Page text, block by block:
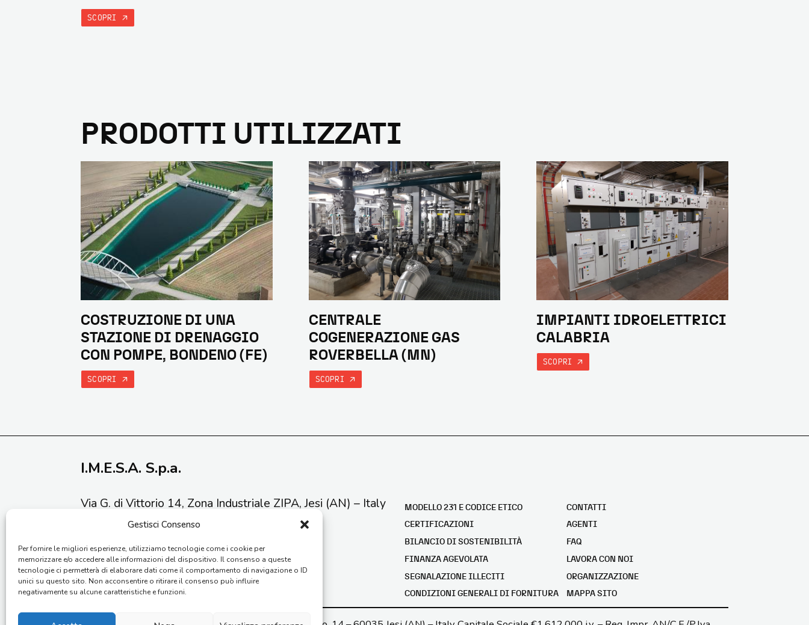
Gestisci Consenso
Per fornire le migliori esperienze, utilizziamo tecnologie come i cookie per
memorizzare e/o accedere alle informazioni del dispositivo. Il consenso a queste
tecnologie ci permetterà di elaborare dati come il comportamento di navigazione o ID
unici su questo sito. Non acconsentire o ritirare il consenso può influire
negativamente su alcune caratteristiche e funzioni.
SCOPRI
PRODOTTI UTILIZZATI
COSTRUZIONE DI UNA
STAZIONE DI DRENAGGIO
CON POMPE, BONDENO (FE)
SCOPRI
CENTRALE
COGENERAZIONE GAS
ROVERBELLA (MN)
SCOPRI
IMPIANTI IDROELETTRICI
CALABRIA
SCOPRI
I.M.E.S.A. S.p.a.
Via G. di Vittorio 14, Zona Industriale ZIPA, Jesi (AN) – Italy
Tel: (+39) 0731 211034
Quadri elettrici industriali
X LinkedIn YouTube
MODELLO 231 E CODICE ETICO
CERTIFICAZIONI
BILANCIO DI SOSTENIBILITÀ
FINANZA AGEVOLATA
SEGNALAZIONE ILLECITI
CONDIZIONI GENERALI DI FORNITURA
CONTATTI
AGENTI
FAQ
LAVORA CON NOI
ORGANIZZAZIONE
MAPPA SITO